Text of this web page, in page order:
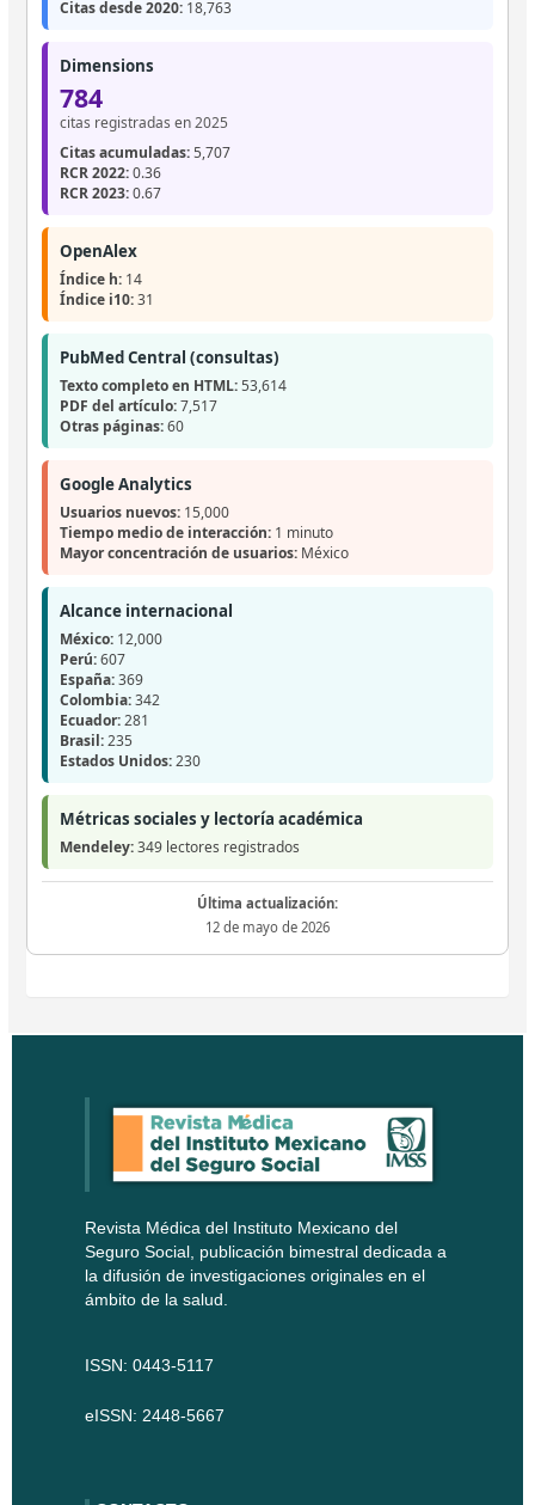
Citas desde 2020:18,763
Dimensions
784
citas registradas en 2025
Citas acumuladas:5,707
RCR 2022:0.36
RCR 2023:0.67
OpenAlex
Índice h:14
Índice i10:31
PubMed Central (consultas)
Texto completo en HTML:53,614
PDF del artículo:7,517
Otras páginas:60
Google Analytics
Usuarios nuevos:15,000
Tiempo medio de interacción:1 minuto
Mayor concentración de usuarios:México
Alcance internacional
México:12,000
Perú:607
España:369
Colombia:342
Ecuador:281
Brasil:235
Estados Unidos:230
Métricas sociales y lectoría académica
Mendeley:349 lectores registrados
Última actualización:
12 de mayo de 2026
Revista Médica del Instituto Mexicano del
Seguro Social, publicación bimestral dedicada a
la difusión de investigaciones originales en el
ámbito de la salud.
ISSN: 0443-5117
eISSN: 2448-5667